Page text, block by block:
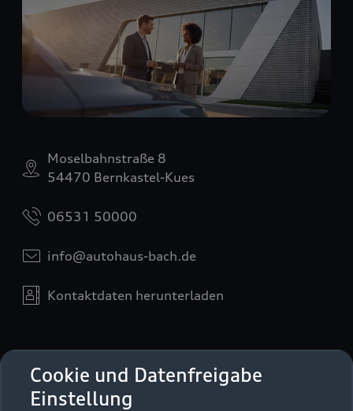
Cookie und Datenfreigabe
Einstellung
Moselbahnstraße 8
54470 Bernkastel-Kues
06531 50000
info@autohaus-bach.de
Kontaktdaten herunterladen
Öffnungszeiten